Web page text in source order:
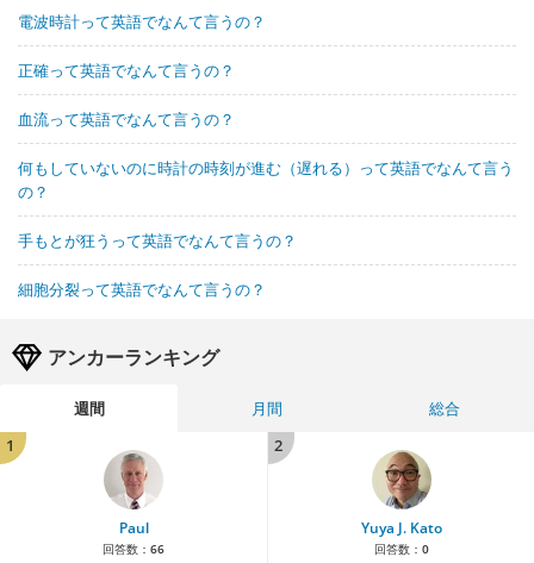
電波時計って英語でなんて言うの？
正確って英語でなんて言うの？
血流って英語でなんて言うの？
何もしていないのに時計の時刻が進む（遅れる）って英語でなんて言う
の？
手もとが狂うって英語でなんて言うの？
細胞分裂って英語でなんて言うの？
アンカーランキング
週間 月間
総合
1
Paul
回答数： 66
2
Yuya J. Kato
回答数： 0